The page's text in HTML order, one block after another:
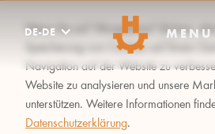
Wenn Sie auf "Akzeptieren" klicken,
Speicherung von Cookies auf Ihrem
Navigation auf der Website zu
Website zu analysieren und unsere
unterstützen. Weitere Informationen
Datenschutzerklärung.
MENU
DE-DE